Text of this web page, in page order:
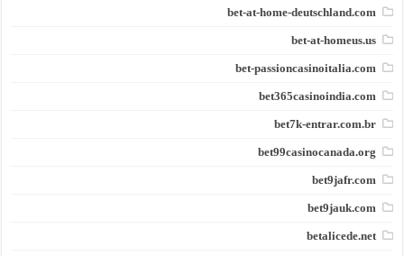
bet-at-home-deutschland.com
bet-at-homeus.us
bet-passioncasinoitalia.com
bet365casinoindia.com
bet7k-entrar.com.br
bet99casinocanada.org
bet9jafr.com
bet9jauk.com
betalicede.net